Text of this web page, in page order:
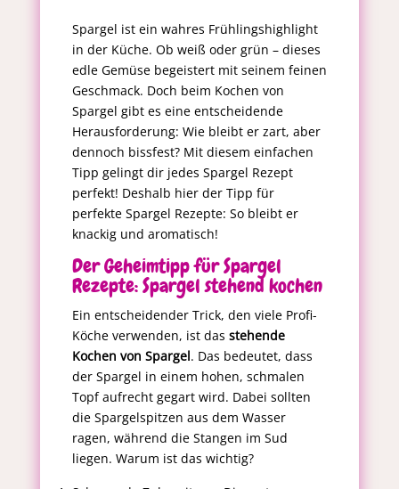
Spargel ist ein wahres Frühlingshighlight
in der Küche. Ob weiß oder grün – dieses
edle Gemüse begeistert mit seinem feinen
Geschmack. Doch beim Kochen von
Spargel gibt es eine entscheidende
Herausforderung: Wie bleibt er zart, aber
dennoch bissfest? Mit diesem einfachen
Tipp gelingt dir jedes Spargel Rezept
perfekt! Deshalb hier der Tipp für
perfekte Spargel Rezepte: So bleibt er
knackig und aromatisch!
Der Geheimtipp für Spargel
Rezepte: Spargel stehend kochen
Ein entscheidender Trick, den viele Profi-
Köche verwenden, ist das stehende
Kochen von Spargel. Das bedeutet, dass
der Spargel in einem hohen, schmalen
Topf aufrecht gegart wird. Dabei sollten
die Spargelspitzen aus dem Wasser
ragen, während die Stangen im Sud
liegen. Warum ist das wichtig?